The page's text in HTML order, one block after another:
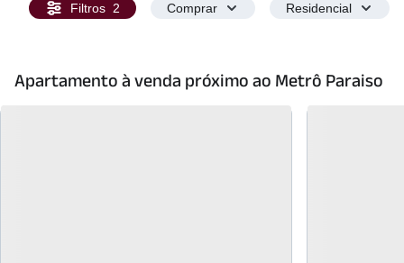
Filtros 2 Comprar Residencial
Apartamento à venda próximo ao Metrô Paraiso